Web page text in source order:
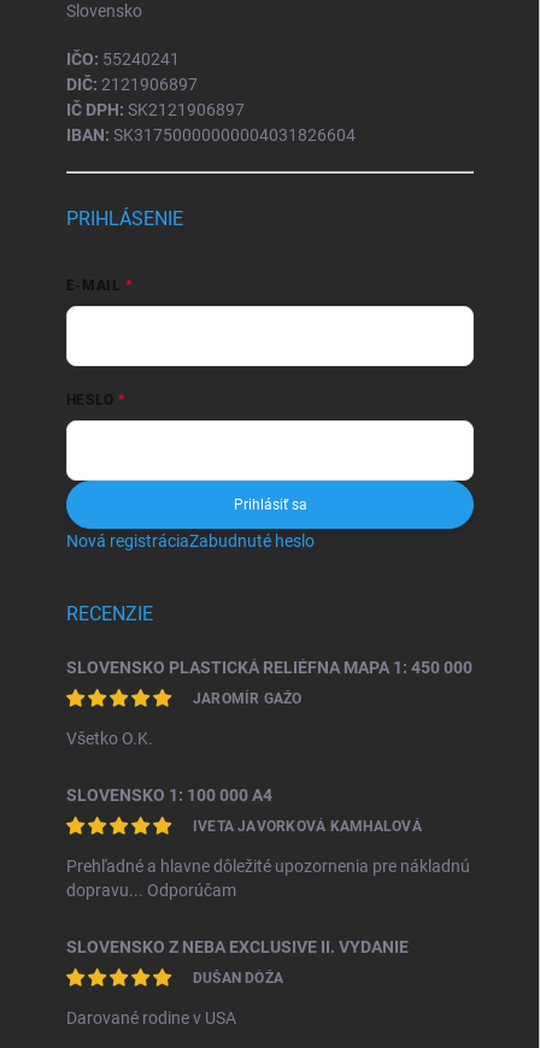
Slovensko
IČO: 55240241
DIČ: 2121906897
IČ DPH: SK2121906897
IBAN: SK31750000000004031826604
PRIHLÁSENIE
E-MAIL
HESLO
Prihlásiť sa
Nová registráciaZabudnuté heslo
RECENZIE
SLOVENSKO PLASTICKÁ RELIÉFNA MAPA 1: 450 000
JAROMÍR GAŽO
Všetko O.K.
SLOVENSKO 1: 100 000 A4
IVETA JAVORKOVÁ KAMHALOVÁ
Prehľadné a hlavne dôležité upozornenia pre nákladnú
dopravu... Odporúčam
SLOVENSKO Z NEBA EXCLUSIVE II. VYDANIE
DUŠAN DÓŽA
Darované rodine v USA